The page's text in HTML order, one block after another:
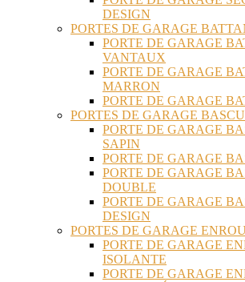
DESIGN
PORTES DE GARAGE
PORTE DE GARAGE
VANTAUX
PORTE DE GARAGE
MARRON
PORTE DE GARAGE
PORTES DE GARAGE
PORTE DE GARAGE
SAPIN
PORTE DE GARAGE
PORTE DE GARAGE
DOUBLE
PORTE DE GARAGE
DESIGN
PORTES DE GARAGE
PORTE DE GARAGE
ISOLANTE
PORTE DE GARAGE